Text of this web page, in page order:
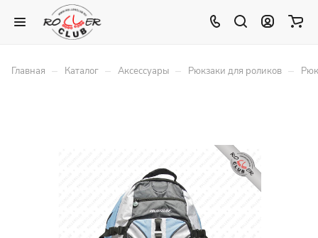
Главная – Каталог – Аксессуары – Рюкзаки для роликов –